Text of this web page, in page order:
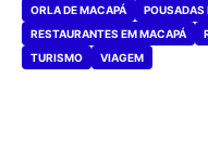
ORLA DE MACAPÁ
POUSADAS
RESTAURANTES EM MACAPÁ
TURISMO
VIAGEM